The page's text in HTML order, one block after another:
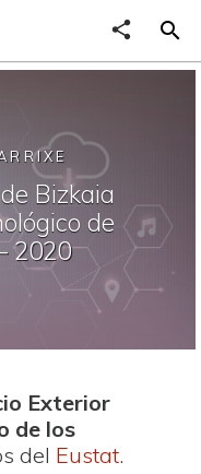
share search
Bizkaia
de
2020
Exterior
de los
del Eustat.